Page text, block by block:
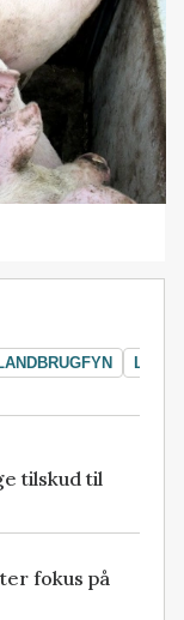
tilskud til
fokus på